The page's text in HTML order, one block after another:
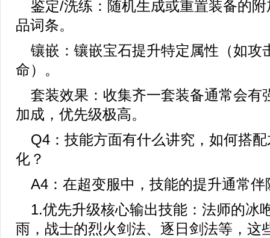
鉴定/洗练：随机生成或重置装备的
品词条。
镶嵌：镶嵌宝石提升特定属性（如攻
命）。
套装效果：收集齐一套装备通常会有
加成，优先级极高。
Q4：技能方面有什么讲究，如何搭
化？
A4：在超变服中，技能的提升通常
1.优先升级核心输出技能：法师的冰
雨，战士的烈火剑法、逐日剑法等，这